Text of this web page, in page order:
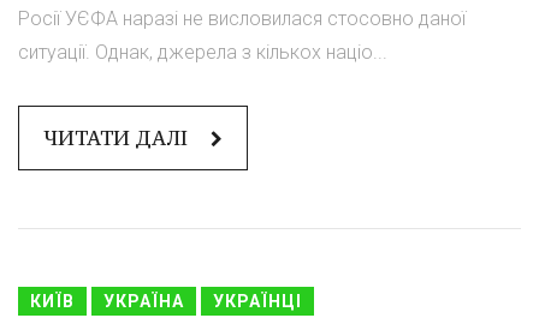
Росії УЄФА наразі не висловилася стосовно даної
ситуації. Однак, джерела з кількох націо...
ЧИТАТИ ДАЛІ
КИЇВ УКРАЇНА УКРАЇНЦІ